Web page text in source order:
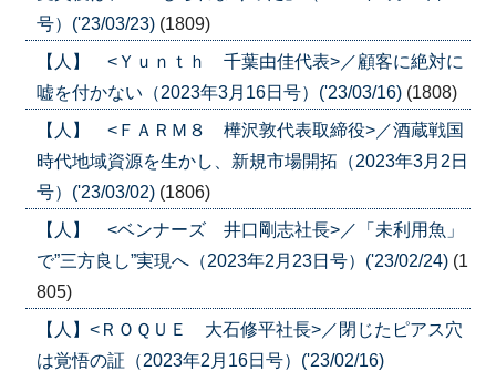
号）('23/03/23) (1809)
【人】 <Ｙｕｎｔｈ 千葉由佳代表>／顧客に絶対に
嘘を付かない（2023年3月16日号）('23/03/16) (1808)
【人】 <ＦＡＲＭ８ 樺沢敦代表取締役>／酒蔵戦国
時代地域資源を生かし、新規市場開拓（2023年3月2日
号）('23/03/02) (1806)
【人】 <ベンナーズ 井口剛志社長>／「未利用魚」
で”三方良し”実現へ（2023年2月23日号）('23/02/24) (1
805)
【人】<ＲＯＱＵＥ 大石修平社長>／閉じたピアス穴
は覚悟の証（2023年2月16日号）('23/02/16)